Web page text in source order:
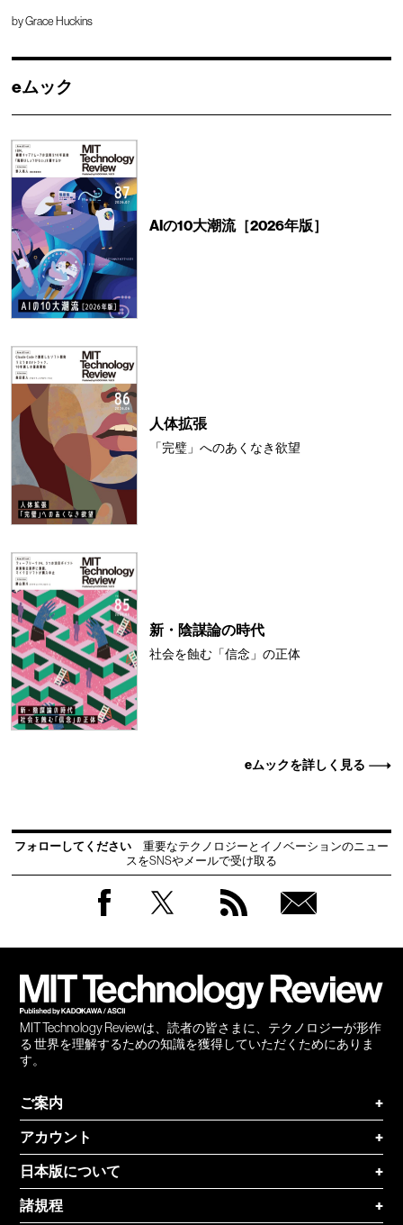
byGrace Huckins
eムック
AIの10大潮流［2026年版］
人体拡張
「完璧」へのあくなき欲望
新・陰謀論の時代
社会を蝕む「信念」の正体
eムックを詳しく見る
フォローしてください
重要なテクノロジーとイノベーションのニュー
スをSNSやメールで受け取る
MIT Technology Reviewは、読者の皆さまに、テクノロジーが形作
る 世界を理解するための知識を獲得していただくためにありま
す。
ご案内
+
アカウント
+
日本版について
+
諸規程
+